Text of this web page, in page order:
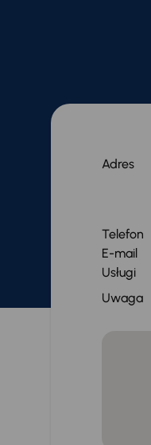
Adres
Telefon
E-mail
Usługi
Uwaga